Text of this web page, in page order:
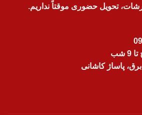
تحویل حضوری موقتاً نداریم.
پاساژ کاشانی